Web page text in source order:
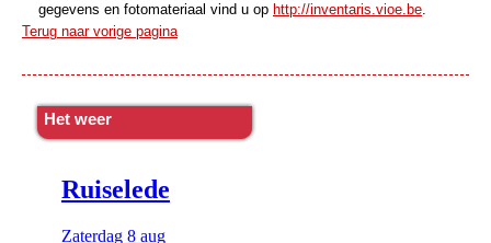
gegevens en fotomateriaal vind u op http://inventaris.vioe.be.
Terug naar vorige pagina
Het weer